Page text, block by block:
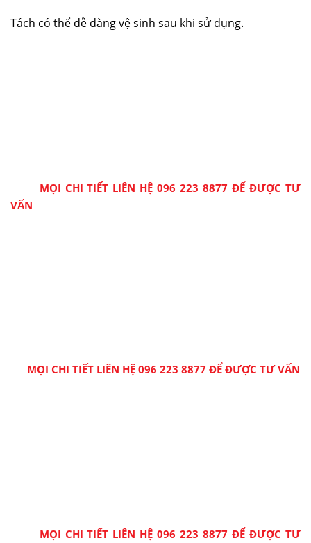
Tách có thể dễ dàng vệ sinh sau khi sử dụng.
MỌI CHI TIẾT LIÊN HỆ 096 223 8877 ĐỂ ĐƯỢC TƯ
VẤN
MỌI CHI TIẾT LIÊN HỆ 096 223 8877 ĐỂ ĐƯỢC TƯ VẤN
MỌI CHI TIẾT LIÊN HỆ 096 223 8877 ĐỂ ĐƯỢC TƯ